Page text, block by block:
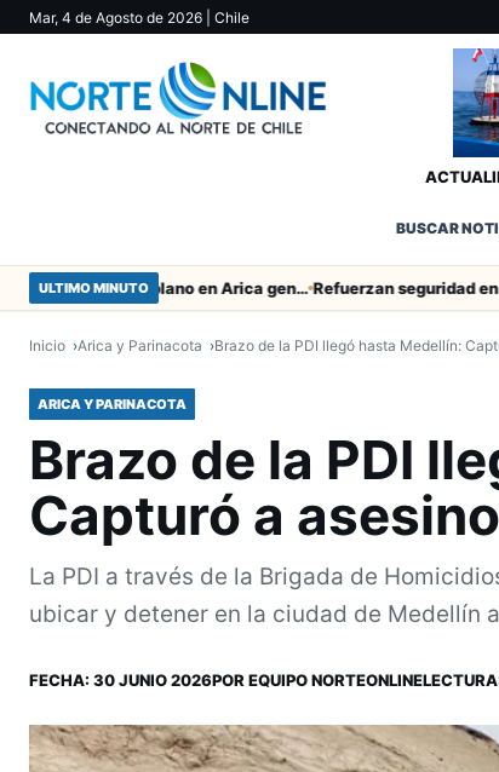
Mar, 4 de Agosto de 2026 | Chile
BUSCAR
ULTIMO MINUTO Obras de Aguas del Altiplano en Arica generan puestos de trabajo
Inicio Arica y Parinacota Brazo de la PDI llegó hasta Medellín:
ARICA Y PARINACOTA
Brazo de la PDI
Capturó a
La PDI a través de la Brigada de
ubicar y detener en la ciudad de Medellín
FECHA: 30 JUNIO 2026POR EQUIPO NORTEONLINE